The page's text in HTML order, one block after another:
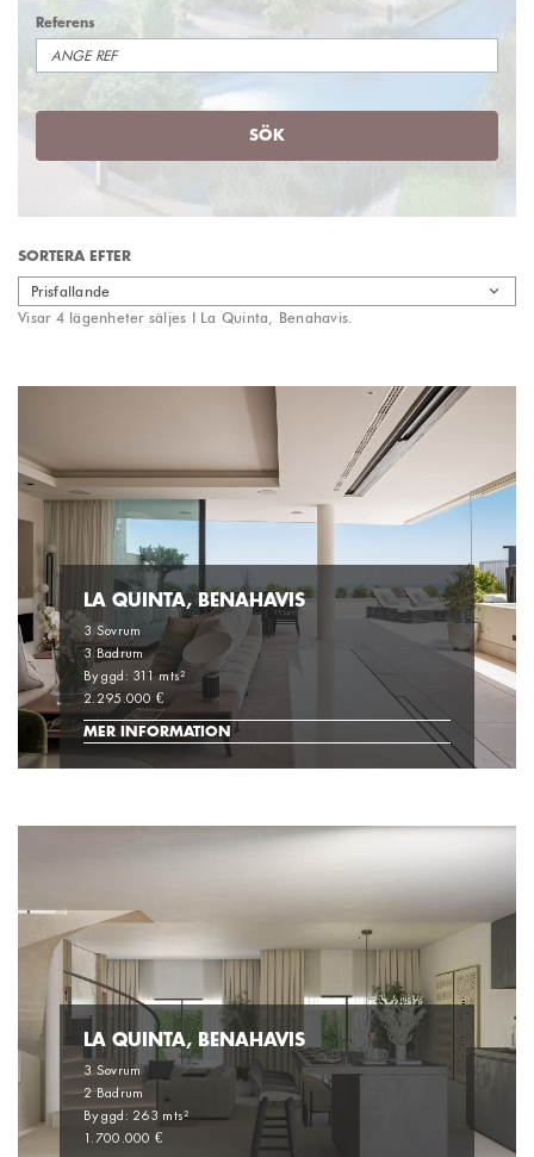
Referens
SÖK
SORTERA EFTER
Prisfallande
Visar 4 lägenheter säljes I La Quinta, Benahavis.
LA QUINTA, BENAHAVIS
3 Sovrum
3 Badrum
Byggd: 311 mts²
2.295.000 €
MER INFORMATION
LA QUINTA, BENAHAVIS
3 Sovrum
2 Badrum
Byggd: 263 mts²
1.700.000 €